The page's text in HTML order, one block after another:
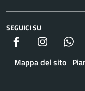
SEGUICI SU
Facebook Instagram
Mappa del sito